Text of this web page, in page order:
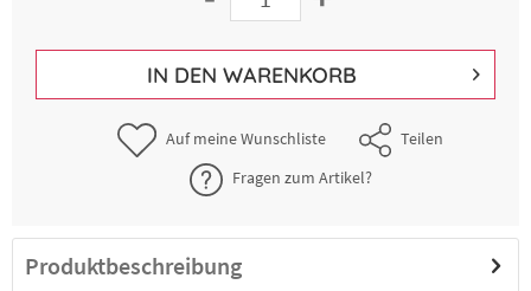
IN DEN WARENKORB
Auf meine Wunschliste
Teilen
Fragen zum Artikel?
Produktbeschreibung